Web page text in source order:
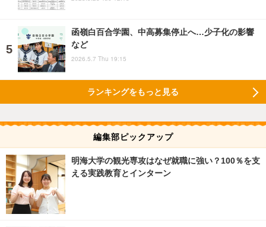
函嶺白百合学園、中高募集停止へ…少子化の影響
など
2026.5.7 Thu 19:15
ランキングをもっと見る
編集部ピックアップ
明海大学の観光専攻はなぜ就職に強い？100％を支
える実践教育とインターン